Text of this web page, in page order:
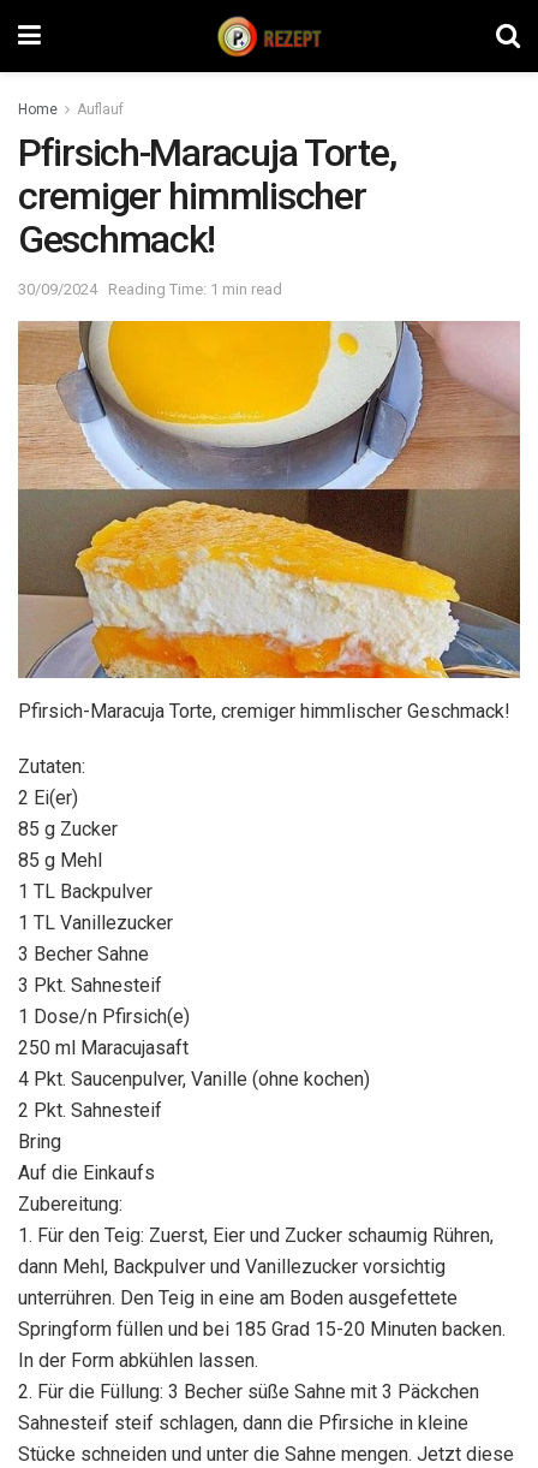
Home Auflauf
Pfirsich-Maracuja Torte,
cremiger himmlischer
Geschmack!
30/09/2024 Reading Time: 1 min read
Pfirsich-Maracuja Torte, cremiger himmlischer Geschmack!
Zutaten:
2 Ei(er)
85 g Zucker
85 g Mehl
1 TL Backpulver
1 TL Vanillezucker
3 Becher Sahne
3 Pkt. Sahnesteif
1 Dose/n Pfirsich(e)
250 ml Maracujasaft
4 Pkt. Saucenpulver, Vanille (ohne kochen)
2 Pkt. Sahnesteif
Bring
Auf die Einkaufs
Zubereitung:
1. Für den Teig: Zuerst, Eier und Zucker schaumig Rühren,
dann Mehl, Backpulver und Vanillezucker vorsichtig
unterrühren. Den Teig in eine am Boden ausgefettete
Springform füllen und bei 185 Grad 15-20 Minuten backen.
In der Form abkühlen lassen.
2. Für die Füllung: 3 Becher süße Sahne mit 3 Päckchen
Sahnesteif steif schlagen, dann die Pfirsiche in kleine
Stücke schneiden und unter die Sahne mengen. Jetzt diese